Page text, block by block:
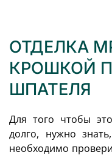
ОТДЕЛКА
КРОШКОЙ
ШПАТЕЛЯ
Для того чтобы
долго, нужно
необходимо